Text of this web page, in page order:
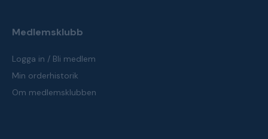
Medlemsklubb
Logga in / Bli medlem
Min orderhistorik
Om medlemsklubben